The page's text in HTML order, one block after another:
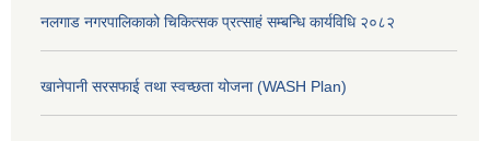
नलगाड नगरपालिकाको चिकित्सक प्रत्साहं सम्बन्धि कार्यविधि २०८२
खानेपानी सरसफाई तथा स्वच्छता योजना (WASH Plan)